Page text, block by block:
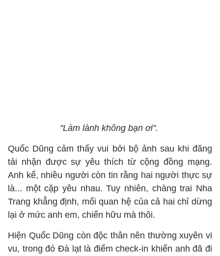
"Làm lành không bạn ơi".
Quốc Dũng cảm thấy vui bởi bộ ảnh sau khi đăng
tải nhận được sự yêu thích từ cộng đồng mạng.
Anh kể, nhiều người còn tin rằng hai người thực sự
là... một cặp yêu nhau. Tuy nhiên, chàng trai Nha
Trang khẳng định, mối quan hệ của cả hai chỉ dừng
lại ở mức anh em, chiến hữu mà thôi.
Hiện Quốc Dũng còn độc thân nên thường xuyên vi
vu, trong đó Đà lạt là điểm check-in khiến anh đã đi